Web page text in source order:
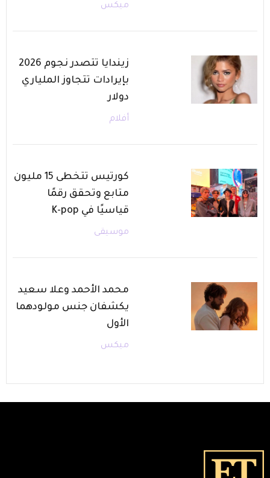
ميكس
زيندايا تتصدر نجوم 2026
بإيرادات تتجاوز الملياري
دولار
أفلام
كورتيس تتخطى 15 مليون
متابع وتحقق رقمًا
قياسيًا في K-pop
موسيقى
محمد الأحمد وعلا سعيد
يكشفان جنس مولودهما
الأول
ميكس